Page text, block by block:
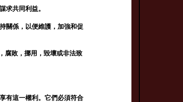
求共同利益。
關係，以便維護，加強和促
腐敗，挪用，毀壞或非法致
有這一權利。它們必須符合